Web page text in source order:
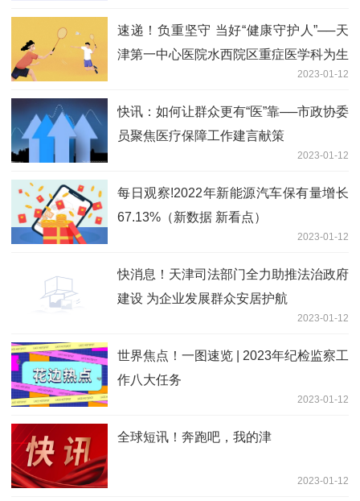
速递！负重坚守 当好“健康守护人”──天
津第一中心医院水西院区重症医学科为生
2023-01-12
快讯：如何让群众更有“医”靠──市政协委
员聚焦医疗保障工作建言献策
2023-01-12
每日观察!2022年新能源汽车保有量增长
67.13%（新数据 新看点）
2023-01-12
快消息！天津司法部门全力助推法治政府
建设 为企业发展群众安居护航
2023-01-12
世界焦点！一图速览 | 2023年纪检监察工
作八大任务
2023-01-12
全球短讯！奔跑吧，我的津
2023-01-12